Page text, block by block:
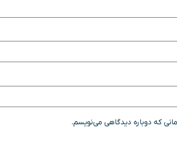
که دوباره دیدگاهی می‌نویسم.